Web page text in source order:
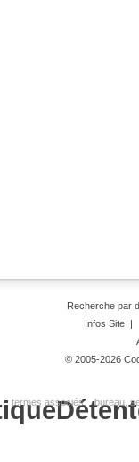
Recherche par
Infos Site|
© 2005-2026
termes associés: bureau,